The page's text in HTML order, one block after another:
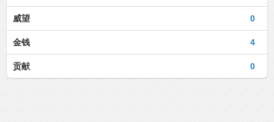
0
威望
4
金钱
0
贡献